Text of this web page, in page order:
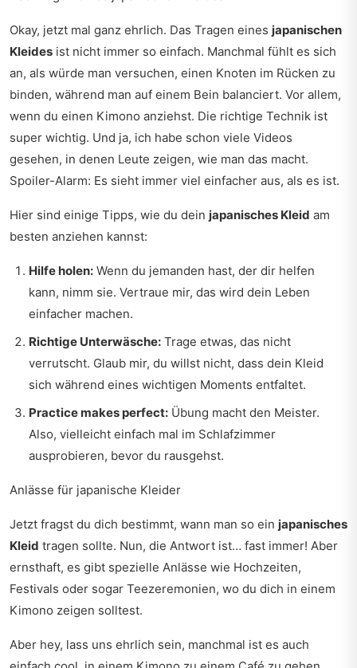
Okay, jetzt mal ganz ehrlich. Das Tragen eines japanischen
Kleides ist nicht immer so einfach. Manchmal fühlt es sich
an, als würde man versuchen, einen Knoten im Rücken zu
binden, während man auf einem Bein balanciert. Vor allem,
wenn du einen Kimono anziehst. Die richtige Technik ist
super wichtig. Und ja, ich habe schon viele Videos
gesehen, in denen Leute zeigen, wie man das macht.
Spoiler-Alarm: Es sieht immer viel einfacher aus, als es ist.
Hier sind einige Tipps, wie du dein japanisches Kleid am
besten anziehen kannst:
Hilfe holen: Wenn du jemanden hast, der dir helfen
kann, nimm sie. Vertraue mir, das wird dein Leben
einfacher machen.
Richtige Unterwäsche: Trage etwas, das nicht
verrutscht. Glaub mir, du willst nicht, dass dein Kleid
sich während eines wichtigen Moments entfaltet.
Practice makes perfect: Übung macht den Meister.
Also, vielleicht einfach mal im Schlafzimmer
ausprobieren, bevor du rausgehst.
Anlässe für japanische Kleider
Jetzt fragst du dich bestimmt, wann man so ein japanisches
Kleid tragen sollte. Nun, die Antwort ist… fast immer! Aber
ernsthaft, es gibt spezielle Anlässe wie Hochzeiten,
Festivals oder sogar Teezeremonien, wo du dich in einem
Kimono zeigen solltest.
Aber hey, lass uns ehrlich sein, manchmal ist es auch